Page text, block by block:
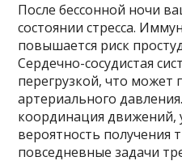
После бессонной ночи
состоянии стресса.
повышается риск
Сердечно-сосудистая
перегрузкой, что
артериального
координация движений,
вероятность получения
повседневные задачи